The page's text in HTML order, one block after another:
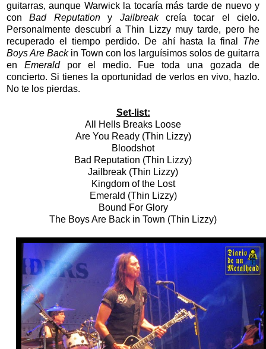
guitarras, aunque Warwick la tocaría más tarde de nuevo y
conBad Reputationy Jailbreakcreía tocar el cielo.
Personalmente descubrí a Thin Lizzy muy tarde, pero he
recuperado el tiempo perdido. De ahí hasta la final The
Boys Are Backin Town con los larguísimos solos de guitarra
en Emeraldpor el medio. Fue toda una gozada de
concierto. Si tienes la oportunidad de verlos en vivo, hazlo.
No te los pierdas.
Set-list:
All Hells Breaks Loose
Are You Ready (Thin Lizzy)
Bloodshot
Bad Reputation (Thin Lizzy)
Jailbreak (Thin Lizzy)
Kingdom of the Lost
Emerald (Thin Lizzy)
Bound For Glory
The Boys Are Back in Town (Thin Lizzy)